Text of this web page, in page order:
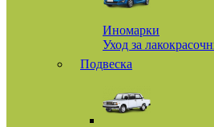
Иномарки
Уход за
Подвеска